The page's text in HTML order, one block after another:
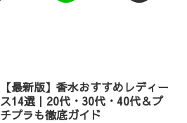
【最新版】香水おすすめレディー
ス14選｜20代・30代・40代＆プ
チプラも徹底ガイド